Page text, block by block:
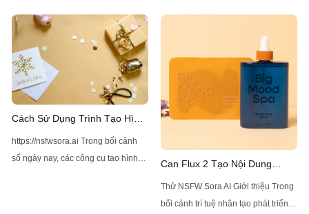
Cách Sử Dụng Trình Tạo Hình
Ảnh Z-Image AI Không Bị Giới
Hạn
https://nsfwsora.ai Trong bối cảnh
số ngày nay, các công cụ tạo hình
Can Flux 2 Tạo Nội Dung
NSFW Mà Không Bị Giới Hạn
Thử NSFW Sora AI Giới thiệu Trong
bối cảnh trí tuệ nhân tạo phát triển